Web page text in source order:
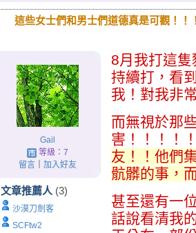
這些女士們和男士們道德真是可觀！！
Gail
等級：7
留言｜ 加入好友
文章推薦人 (3)
沙漠刀劍客
SCFtw2
8月我打這
持續打，看
我！對我非
而無視於那
害！！！！
友！！他們
骯髒的事，
甚至還有一
話說看清我